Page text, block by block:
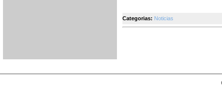
Categorias: Noticias